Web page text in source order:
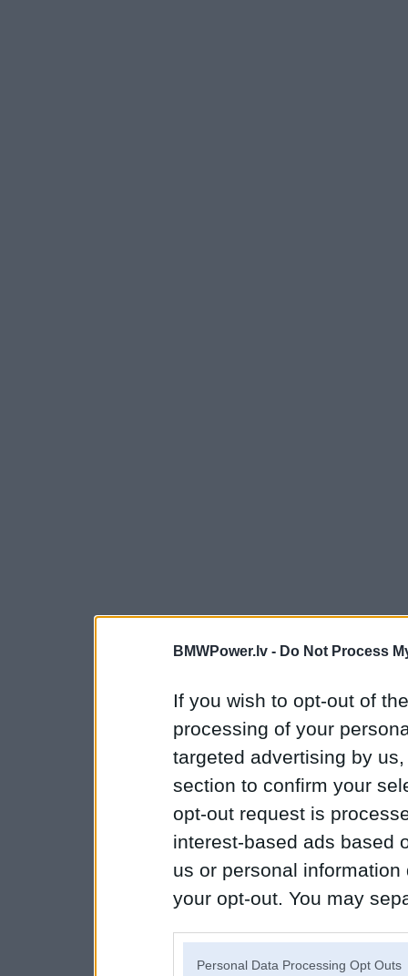
BMWPower.lv - Do Not Process
If you wish to opt-out of
processing of your
targeted advertising by
section to confirm your
opt-out request is
interest-based ads based
us or personal
your opt-out. You may
Personal Data Processing Opt Outs